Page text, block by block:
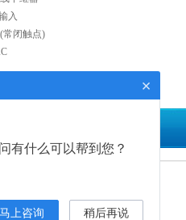
入
闭触点)
7955
有什么可以帮到您？
马上咨询 稍后再说
×